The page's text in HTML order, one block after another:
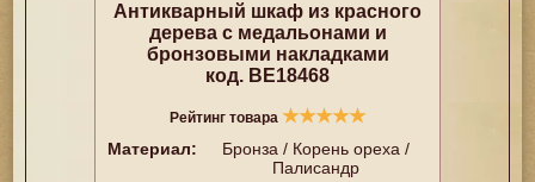
Антикварный шкаф из красного
дерева с медальонами и
бронзовыми накладками
код. BE18468
Рейтинг товара ★★★★★
Материал:
Бронза / Корень ореха /
Палисандр